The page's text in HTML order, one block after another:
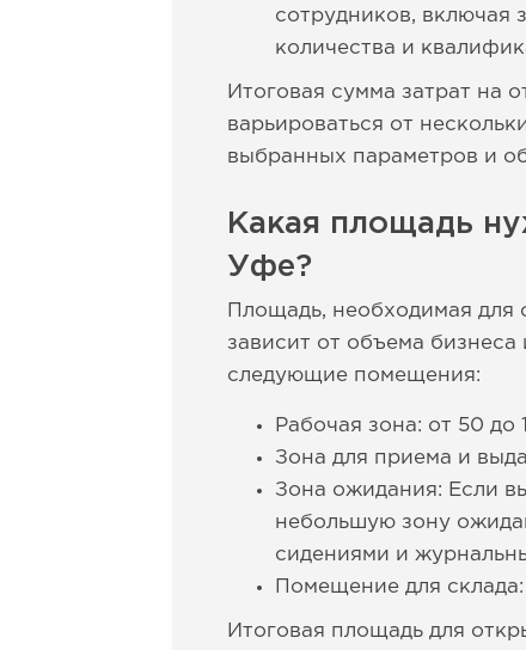
сотрудников, включая
количества и
Итоговая сумма затрат на
варьироваться от
выбранных параметров и
Какая площадь
Уфе?
Площадь, необходимая
зависит от объема
следующие помещения:
Рабочая зона: от 50 до
Зона для приема и
Зона ожидания: Если
небольшую зону
сидениями и
Помещение для
Итоговая площадь для